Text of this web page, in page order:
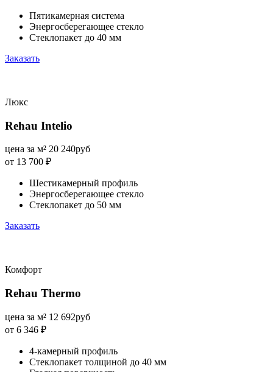
Пятикамерная система
Энергосберегающее стекло
Стеклопакет до 40 мм
Заказать
Люкс
Rehau Intelio
цена за м² 20 240руб
от 13 700 ₽
Шестикамерный профиль
Энергосберегающее стекло
Стеклопакет до 50 мм
Заказать
Комфорт
Rehau Thermo
цена за м² 12 692руб
от 6 346 ₽
4-камерный профиль
Стеклопакет толщиной до 40 мм